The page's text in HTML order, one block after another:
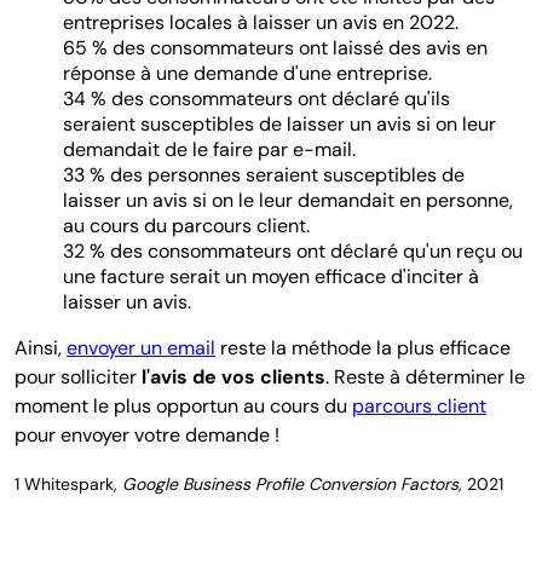
entreprises locales à laisser un avis en 2022.
65 % des consommateurs ont laissé des avis en
réponse à une demande d'une entreprise.
34 % des consommateurs ont déclaré qu'ils
seraient susceptibles de laisser un avis si on leur
demandait de le faire par e-mail.
33 % des personnes seraient susceptibles de
laisser un avis si on le leur demandait en personne,
au cours du parcours client.
32 % des consommateurs ont déclaré qu'un reçu ou
une facture serait un moyen efficace d'inciter à
laisser un avis.
Ainsi,envoyer un email reste la méthode la plus efficace
pour solliciter l'avis de vos clients. Reste à déterminer le
moment le plus opportun au cours du parcours client
pour envoyer votre demande !
1 Whitespark, Google Business Profile Conversion Factors, 2021